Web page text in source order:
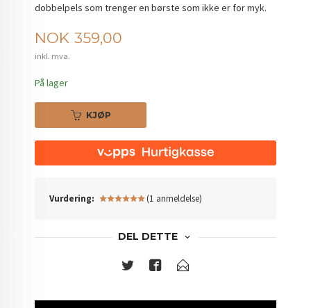
dobbelpels som trenger en børste som ikke er for myk.
Pris
NOK 359,00
inkl. mva.
På lager
KJØP
Vurdering: (1 anmeldelse)
DEL DETTE